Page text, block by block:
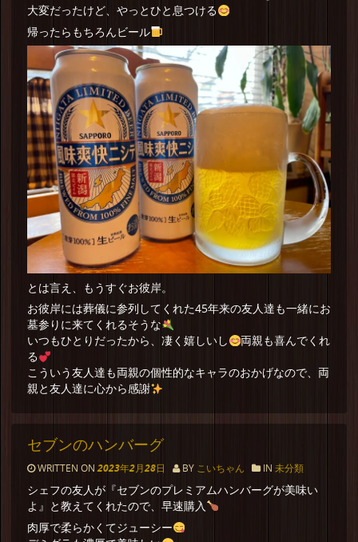
大変だったけど、やっとひと息つける
帰ったらもちろんビール
とは言え、もうすぐお彼岸。
お彼岸には葬儀に参列してくれた45年来の友人達も一緒にお
墓参りに来てくれるそうな
いつもひとりだったから、凄く嬉しいし
両親も喜んでくれ
る
こういう友人達も両親の個性的なキャラのおかげなので、両
親と友人達に心から感謝
セブンのハンバーグ
WRITTEN ON 2023年2月28日 BY こいちゃん IN 未分類
シェフの友人が『セブンのプレミアムハンバーグが美味い
よ』と教えてくれたので、早速購入
肉厚で柔らかくてジューシー